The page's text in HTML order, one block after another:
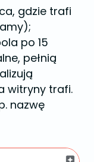
gdzie trafi
po 15
pełnią
witryny trafi.
nazwę